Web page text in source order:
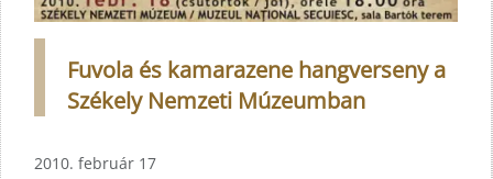
Fuvola és kamarazene hangverseny a
Székely Nemzeti Múzeumban
2010. február 17